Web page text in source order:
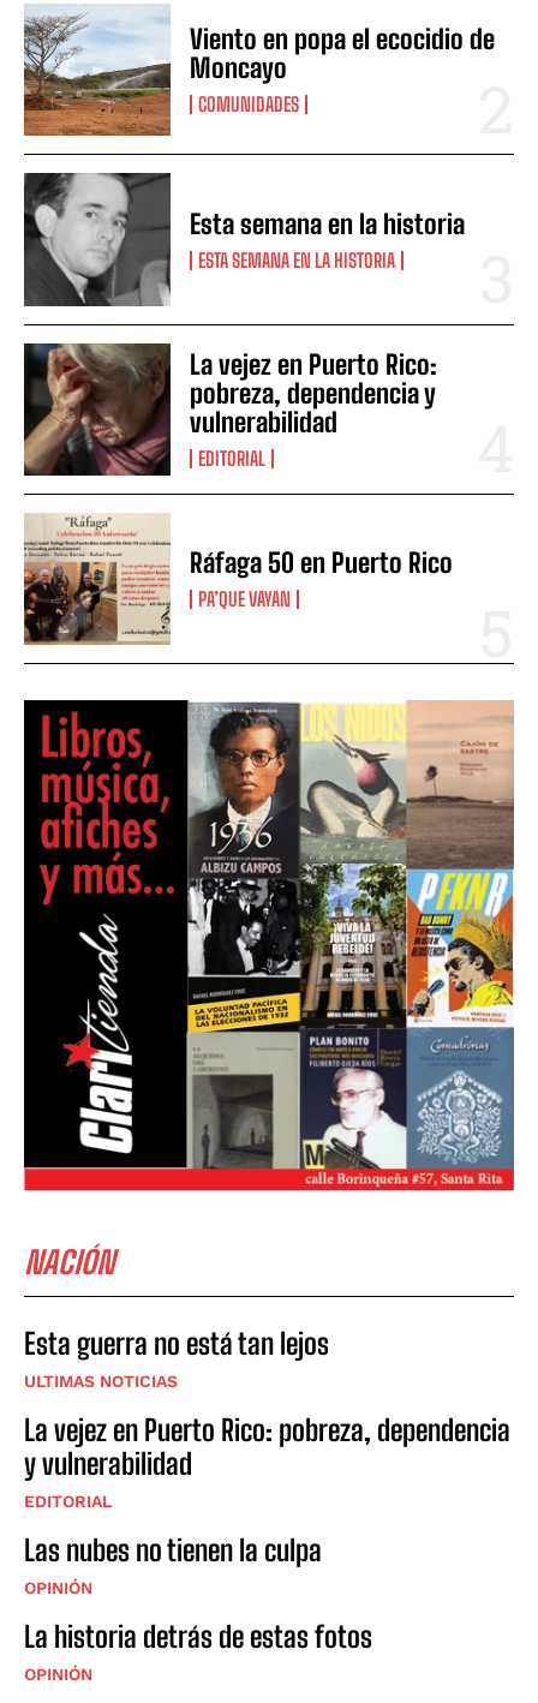
Viento en popa el ecocidio de
Moncayo
COMUNIDADES
Esta semana en la historia
ESTA SEMANA EN LA HISTORIA
La vejez en Puerto Rico:
pobreza, dependencia y
vulnerabilidad
EDITORIAL
Ráfaga 50 en Puerto Rico
PA’QUE VAYAN
NACIÓN
Esta guerra no está tan lejos
ULTIMAS NOTICIAS
La vejez en Puerto Rico: pobreza, dependencia
y vulnerabilidad
EDITORIAL
Las nubes no tienen la culpa
OPINIÓN
La historia detrás de estas fotos
OPINIÓN